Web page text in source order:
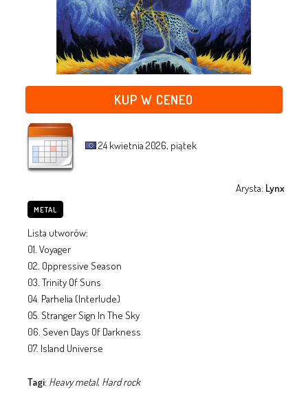
KUP W CENEO
24 kwietnia 2026, piątek
Arysta: Lynx
METAL
Lista utworów:
01. Voyager
02. Oppressive Season
03. Trinity Of Suns
04. Parhelia (Interlude)
05. Stranger Sign In The Sky
06. Seven Days Of Darkness
07. Island Universe
Tagi: Heavy metal, Hard rock